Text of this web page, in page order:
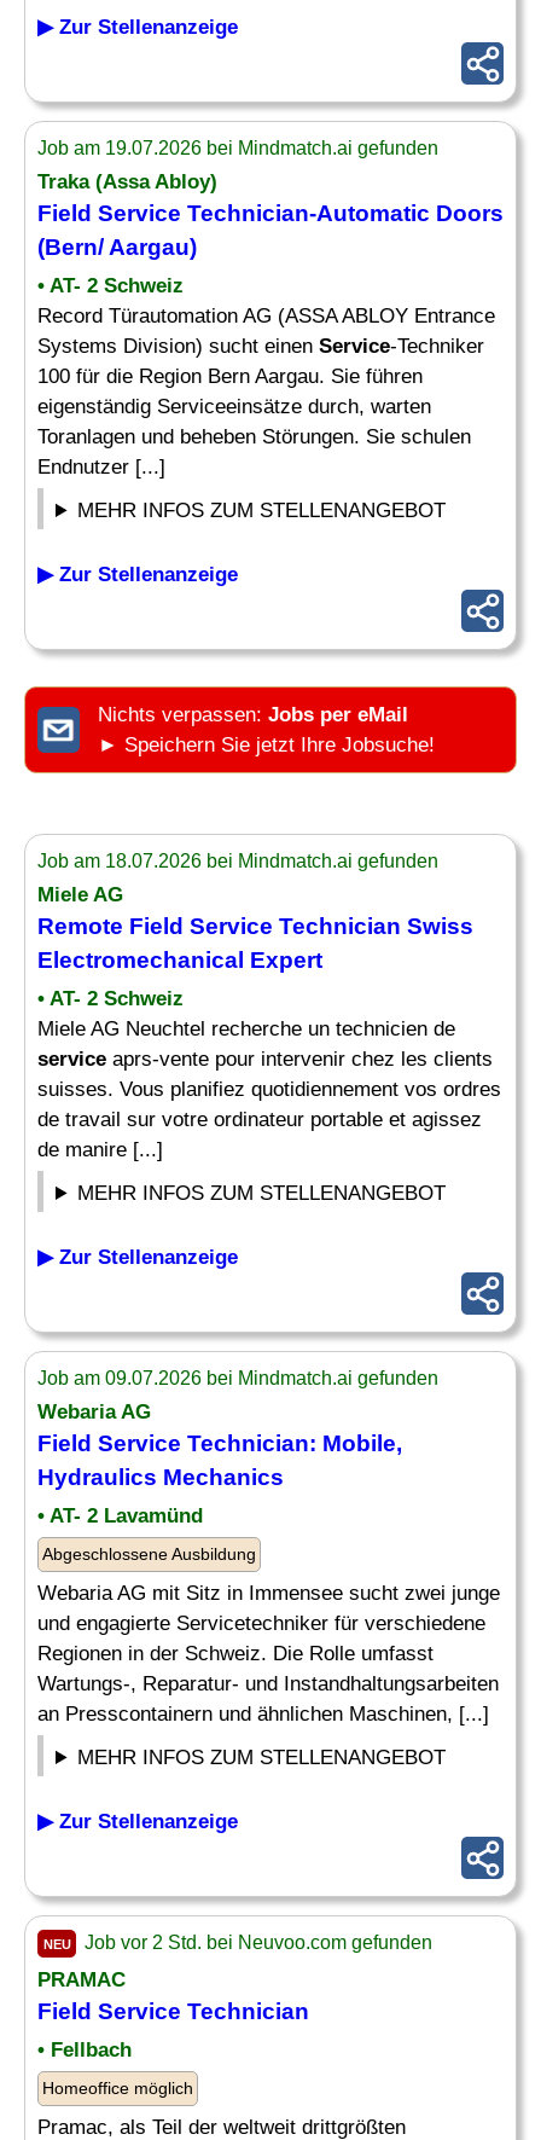
▶ Zur Stellenanzeige
Job am 19.07.2026 bei Mindmatch.ai gefunden
Traka (Assa Abloy)
Field Service Technician-Automatic Doors
(Bern/ Aargau)
• AT- 2 Schweiz
Record Türautomation AG (ASSA ABLOY Entrance
Systems Division) sucht einen Service-Techniker
100 für die Region Bern Aargau. Sie führen
eigenständig Serviceeinsätze durch, warten
Toranlagen und beheben Störungen. Sie schulen
Endnutzer [...]
MEHR INFOS ZUM STELLENANGEBOT
▶ Zur Stellenanzeige
Nichts verpassen: Jobs per eMail
► Speichern Sie jetzt Ihre Jobsuche!
Job am 18.07.2026 bei Mindmatch.ai gefunden
Miele AG
Remote Field Service Technician Swiss
Electromechanical Expert
• AT- 2 Schweiz
Miele AG Neuchtel recherche un technicien de
service aprs-vente pour intervenir chez les clients
suisses. Vous planifiez quotidiennement vos ordres
de travail sur votre ordinateur portable et agissez
de manire [...]
MEHR INFOS ZUM STELLENANGEBOT
▶ Zur Stellenanzeige
Job am 09.07.2026 bei Mindmatch.ai gefunden
Webaria AG
Field Service Technician: Mobile,
Hydraulics Mechanics
• AT- 2 Lavamünd
Abgeschlossene Ausbildung
Webaria AG mit Sitz in Immensee sucht zwei junge
und engagierte Servicetechniker für verschiedene
Regionen in der Schweiz. Die Rolle umfasst
Wartungs-, Reparatur- und Instandhaltungsarbeiten
an Presscontainern und ähnlichen Maschinen, [...]
MEHR INFOS ZUM STELLENANGEBOT
▶ Zur Stellenanzeige
NEU Job vor 2 Std. bei Neuvoo.com gefunden
PRAMAC
Field Service Technician
• Fellbach
Homeoffice möglich
Pramac, als Teil der weltweit drittgrößten